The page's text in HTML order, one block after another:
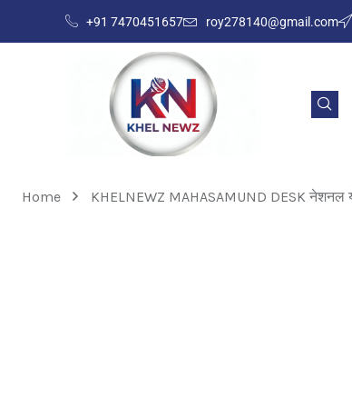
+91 7470451657 roy278140@gmail.com
Home KHELNEWZ MAHASAMUND DESK नेशनल